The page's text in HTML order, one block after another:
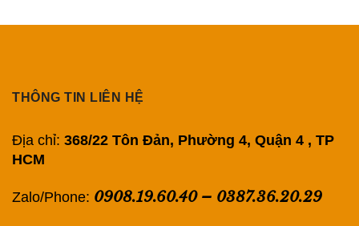
THÔNG TIN LIÊN HỆ
Địa chỉ: 368/22 Tôn Đản, Phường 4, Quận 4 , TP
HCM
Zalo/Phone: 0908.19.60.40– 0387.36.20.29